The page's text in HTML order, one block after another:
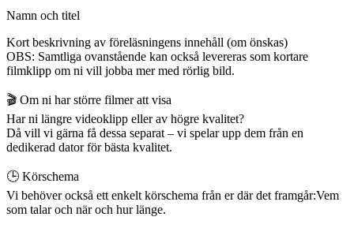
Namn och titel
Kort beskrivning av föreläsningens innehåll (om önskas)
OBS: Samtliga ovanstående kan också levereras som kortare
filmklipp om ni vill jobba mer med rörlig bild.
🎬 Om ni har större filmer att visa
Har ni längre videoklipp eller av högre kvalitet?
Då vill vi gärna få dessa separat – vi spelar upp dem från en
dedikerad dator för bästa kvalitet.
🕒 Körschema
Vi behöver också ett enkelt körschema från er där det framgår:Vem
som talar och när och hur länge.